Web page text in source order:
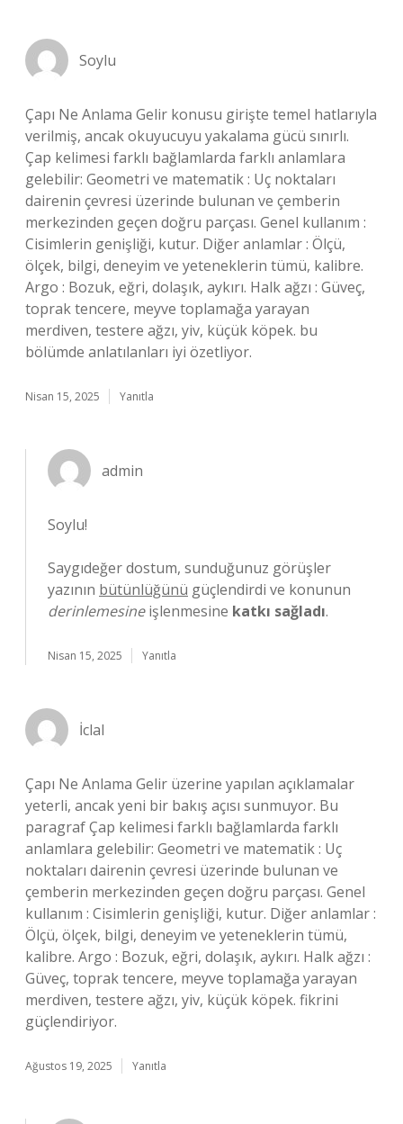
Soylu
Çapı Ne Anlama Gelir konusu girişte temel hatlarıyla
verilmiş, ancak okuyucuyu yakalama gücü sınırlı.
Çap kelimesi farklı bağlamlarda farklı anlamlara
gelebilir: Geometri ve matematik : Uç noktaları
dairenin çevresi üzerinde bulunan ve çemberin
merkezinden geçen doğru parçası. Genel kullanım :
Cisimlerin genişliği, kutur. Diğer anlamlar : Ölçü,
ölçek, bilgi, deneyim ve yeteneklerin tümü, kalibre.
Argo : Bozuk, eğri, dolaşık, aykırı. Halk ağzı : Güveç,
toprak tencere, meyve toplamağa yarayan
merdiven, testere ağzı, yiv, küçük köpek. bu
bölümde anlatılanları iyi özetliyor.
Nisan 15, 2025 Yanıtla
admin
Soylu!
Saygıdeğer dostum, sunduğunuz görüşler
yazının bütünlüğünü güçlendirdi ve konunun
derinlemesineişlenmesine katkı sağladı.
Nisan 15, 2025 Yanıtla
İclal
Çapı Ne Anlama Gelir üzerine yapılan açıklamalar
yeterli, ancak yeni bir bakış açısı sunmuyor. Bu
paragraf Çap kelimesi farklı bağlamlarda farklı
anlamlara gelebilir: Geometri ve matematik : Uç
noktaları dairenin çevresi üzerinde bulunan ve
çemberin merkezinden geçen doğru parçası. Genel
kullanım : Cisimlerin genişliği, kutur. Diğer anlamlar :
Ölçü, ölçek, bilgi, deneyim ve yeteneklerin tümü,
kalibre. Argo : Bozuk, eğri, dolaşık, aykırı. Halk ağzı :
Güveç, toprak tencere, meyve toplamağa yarayan
merdiven, testere ağzı, yiv, küçük köpek. fikrini
güçlendiriyor.
Ağustos 19, 2025 Yanıtla